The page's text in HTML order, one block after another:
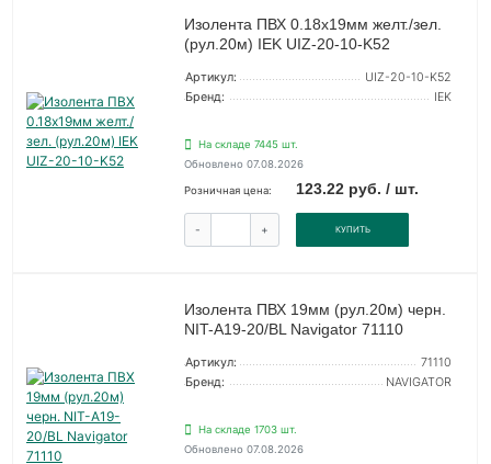
Изолента ПВХ 0.18х19мм желт./зел.
(рул.20м) IEK UIZ-20-10-K52
Артикул:
UIZ-20-10-K52
Бренд:
IEK
На складе 7445 шт.
Обновлено 07.08.2026
Розничная цена: 123.22 руб. / шт.
- + КУПИТЬ
Изолента ПВХ 19мм (рул.20м) черн.
NIT-A19-20/BL Navigator 71110
Артикул:
71110
Бренд:
NAVIGATOR
На складе 1703 шт.
Обновлено 07.08.2026